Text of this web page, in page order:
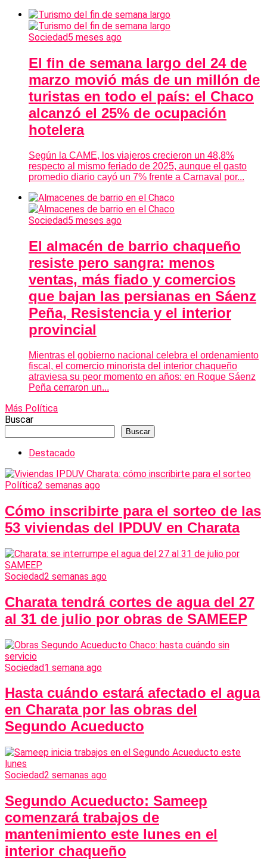
Sociedad5 meses ago
El fin de semana largo del 24 de
marzo movió más de un millón de
turistas en todo el país: el Chaco
alcanzó el 25% de ocupación
hotelera
Según la CAME, los viajeros crecieron un 48,8%
respecto al mismo feriado de 2025, aunque el gasto
promedio diario cayó un 7% frente a Carnaval por...
Sociedad5 meses ago
El almacén de barrio chaqueño
resiste pero sangra: menos
ventas, más fiado y comercios
que bajan las persianas en Sáenz
Peña, Resistencia y el interior
provincial
Mientras el gobierno nacional celebra el ordenamiento
fiscal, el comercio minorista del interior chaqueño
atraviesa su peor momento en años: en Roque Sáenz
Peña cerraron un...
Más Política
Buscar
Buscar
Destacado
Política2 semanas ago
Cómo inscribirte para el sorteo de las
53 viviendas del IPDUV en Charata
Sociedad2 semanas ago
Charata tendrá cortes de agua del 27
al 31 de julio por obras de SAMEEP
Sociedad1 semana ago
Hasta cuándo estará afectado el agua
en Charata por las obras del
Segundo Acueducto
Sociedad2 semanas ago
Segundo Acueducto: Sameep
comenzará trabajos de
mantenimiento este lunes en el
interior chaqueño